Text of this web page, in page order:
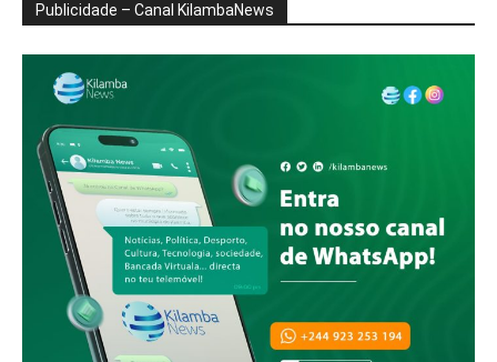
Publicidade – Canal KilambaNews